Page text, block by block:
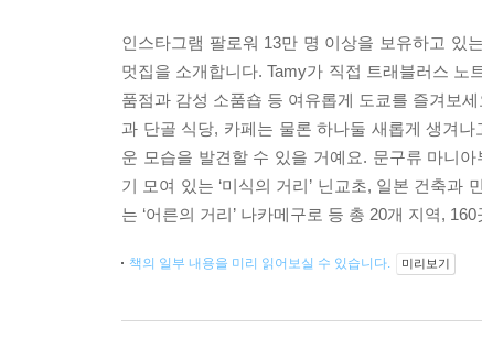
인스타그램 팔로워 13만 명 이상을 보유하고 있
멋집을 소개합니다. Tamy가 직접 트래블러스
품점과 감성 소품숍 등 여유롭게 도쿄를 즐겨보
과 단골 식당, 카페는 물론 하나둘 새롭게 생겨
운 모습을 발견할 수 있을 거예요. 문구류 마니
기 모여 있는 ‘미식의 거리’ 닌교초, 일본 건축과
는 ‘어른의 거리’ 나카메구로 등 총 20개 지역,
책의 일부 내용을 미리 읽어보실 수 있습니다. 미리보기